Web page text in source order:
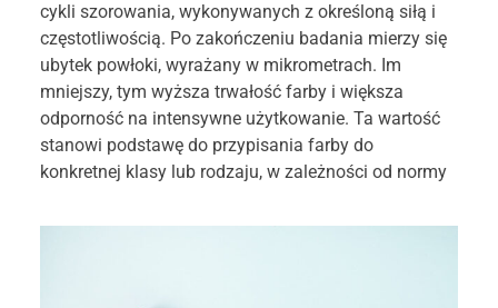
cykli szorowania, wykonywanych z określoną siłą i
częstotliwością. Po zakończeniu badania mierzy się
ubytek powłoki, wyrażany w mikrometrach. Im
mniejszy, tym wyższa trwałość farby i większa
odporność na intensywne użytkowanie. Ta wartość
stanowi podstawę do przypisania farby do
konkretnej klasy lub rodzaju, w zależności od normy